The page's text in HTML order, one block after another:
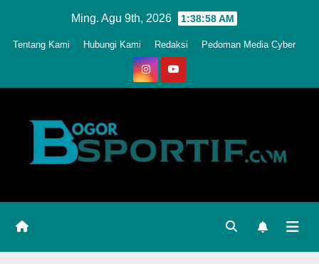
Ming. Agu 9th, 2026 1:39:01 AM
Tentang Kami Hubungi Kami Redaksi Pedoman Media Cyber